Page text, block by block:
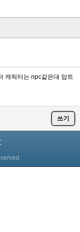
캐릭터는 npc같은대 암트
쓰기